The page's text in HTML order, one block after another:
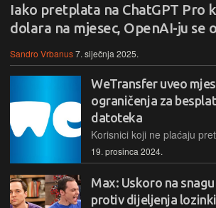
Iako pretplata na ChatGPT Pro
dolara na mjesec, OpenAI-ju se
Sandro Vrbanus7. siječnja 2025.
WeTransfer uveo
ograničenja za
datoteka
19. prosinca 2024.
Max: Uskoro na
protiv dijeljenja lozinki